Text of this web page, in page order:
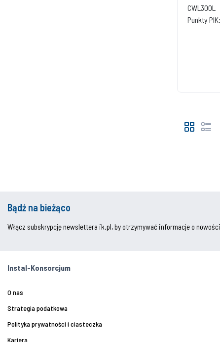
CWL300L
Punkty
Bądź na bieżąco
Włącz subskrypcję newslettera ik.pl, by otrzymywać informacje o
Instal-Konsorcjum
O nas
Strategia podatkowa
Polityka prywatności i ciasteczka
Kariera